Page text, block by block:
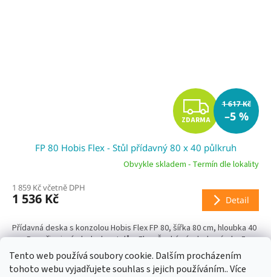
Tento web používá soubory cookie. Dalším procházením
tohoto webu vyjadřujete souhlas s jejich používáním.. Více
Z
D
A
R
M
A
ZDARMA
1 617 Kč
–5 %
FP 80 Hobis Flex - Stůl přídavný 80 x 40 půlkruh
Obvykle skladem - Termín dle lokality
1 859 Kč včetně DPH
1 536 Kč Detail
Přídavná deska s konzolou Hobis Flex FP 80, šířka 80 cm, hloubka 40
cm. Pro připojení z boku ke stolům Flex. Český výrobek, záruka 5
let, ekologická certifikace.